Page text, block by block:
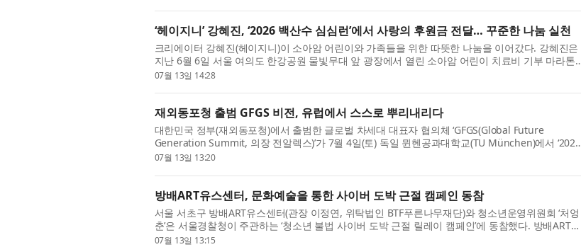
‘헤이지니’ 강혜진, ‘2026 백산수 심심런’에서 사랑의 후원금 전달… 꾸준한 나눔 실천
크리에이터 강혜진(헤이지니)이 소아암 어린이와 가족들을 위한 따뜻한 나눔을 이어갔다. 강혜진은
지난 6월 6일 서울 여의도 한강공원 물빛무대 앞 광장에서 열린 소아암 어린이 치료비 기부 마라톤
‘2026 백산수 심심런’에 참석해 한국백혈병소아암협회에 후원금을...
07월 13일 14:28
재외동포청 출범 GFGS 비전, 유럽에서 스스로 뿌리내리다
대한민국 정부(재외동포청)에서 출범한 글로벌 차세대 대표자 협의체 ‘GFGS(Global Future
Generation Summit, 의장 전알렉스)’가 7월 4일(토) 독일 뮌헨공과대학교(TU München)에서 ‘2026
GFGS 비전포럼 — 뮌헨(Munich Vision Forum)’을 개최했다. 이날 행사는 독일...
07월 13일 13:20
방배ART유스센터, 문화예술을 통한 사이버 도박 근절 캠페인 동참
서울 서초구 방배ART유스센터(관장 이정연, 위탁법인 BTF푸른나무재단)와 청소년운영위원회 ‘처엉
춘’은 서울경찰청이 주관하는 ‘청소년 불법 사이버 도박 근절 릴레이 캠페인’에 동참했다. 방배ART유
스센터는 청소년들이 디지털 가상 환경과 스마트폰 중독에서 벗어...
07월 13일 13:15